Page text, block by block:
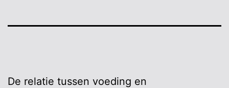
De relatie tussen voeding en